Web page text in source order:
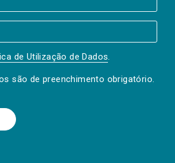
de Utilização de Dados.
são de preenchimento obrigatório.